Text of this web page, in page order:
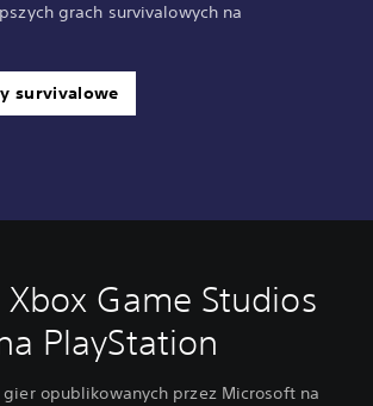
grach survivalowych na
survivalowe
Game Studios
PlayStation
opublikowanych przez Microsoft na